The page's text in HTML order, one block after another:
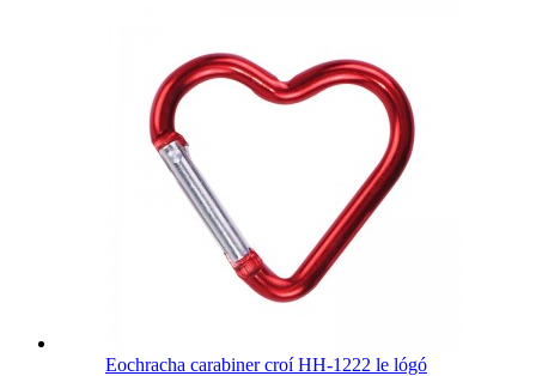
Eochracha carabiner croí HH-1222 le lógó